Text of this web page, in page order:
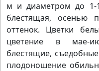
м и диаметром до 1-
блестящая, осенью
оттенок. Цветки
цветение в мае-
блестящие,
плодоношение